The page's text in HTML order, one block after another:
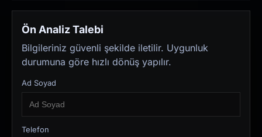
Ön Analiz Talebi
Bilgileriniz güvenli şekilde iletilir. Uygunluk
durumuna göre hızlı dönüş yapılır.
Ad Soyad
Telefon